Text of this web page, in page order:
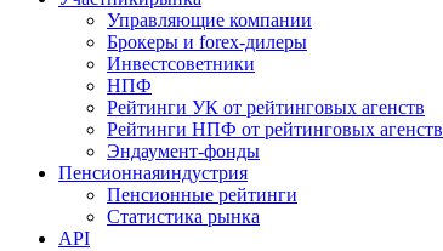
Управляющие компании
Брокеры и forex-дилеры
Инвестсоветники
НПФ
Рейтинги УК от рейтинговых агенств
Рейтинги НПФ от рейтинговых агенств
Эндаумент-фонды
Пенсионнаяиндустрия
Пенсионные рейтинги
Статистика рынка
API